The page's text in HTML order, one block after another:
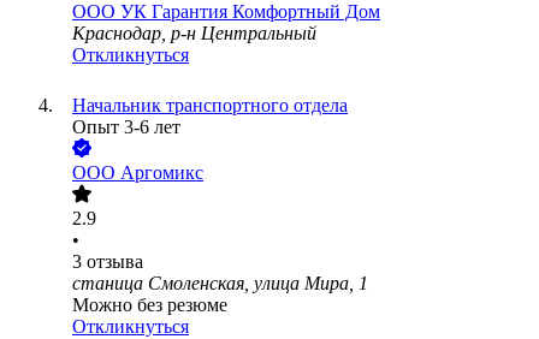
ООО УК Гарантия Комфортный Дом
Краснодар, р-н Центральный
Откликнуться
Начальник транспортного отдела
Опыт 3-6 лет
ООО Аргомикс
2.9
•
3 отзыва
станица Смоленская, улица Мира, 1
Можно без резюме
Откликнуться